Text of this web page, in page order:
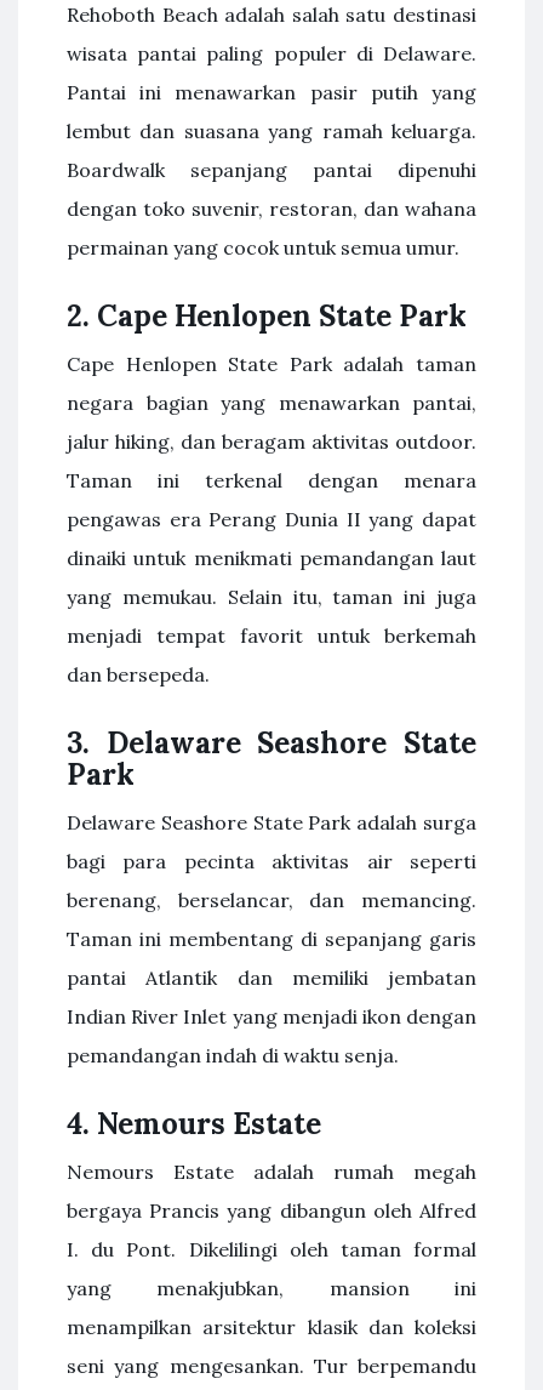
Rehoboth Beach adalah salah satu destinasi
wisata pantai paling populer di Delaware.
Pantai ini menawarkan pasir putih yang
lembut dan suasana yang ramah keluarga.
Boardwalk sepanjang pantai dipenuhi
dengan toko suvenir, restoran, dan wahana
permainan yang cocok untuk semua umur.
2. Cape Henlopen State Park
Cape Henlopen State Park adalah taman
negara bagian yang menawarkan pantai,
jalur hiking, dan beragam aktivitas outdoor.
Taman ini terkenal dengan menara
pengawas era Perang Dunia II yang dapat
dinaiki untuk menikmati pemandangan laut
yang memukau. Selain itu, taman ini juga
menjadi tempat favorit untuk berkemah
dan bersepeda.
3. Delaware Seashore State
Park
Delaware Seashore State Park adalah surga
bagi para pecinta aktivitas air seperti
berenang, berselancar, dan memancing.
Taman ini membentang di sepanjang garis
pantai Atlantik dan memiliki jembatan
Indian River Inlet yang menjadi ikon dengan
pemandangan indah di waktu senja.
4. Nemours Estate
Nemours Estate adalah rumah megah
bergaya Prancis yang dibangun oleh Alfred
I. du Pont. Dikelilingi oleh taman formal
yang menakjubkan, mansion ini
menampilkan arsitektur klasik dan koleksi
seni yang mengesankan. Tur berpemandu